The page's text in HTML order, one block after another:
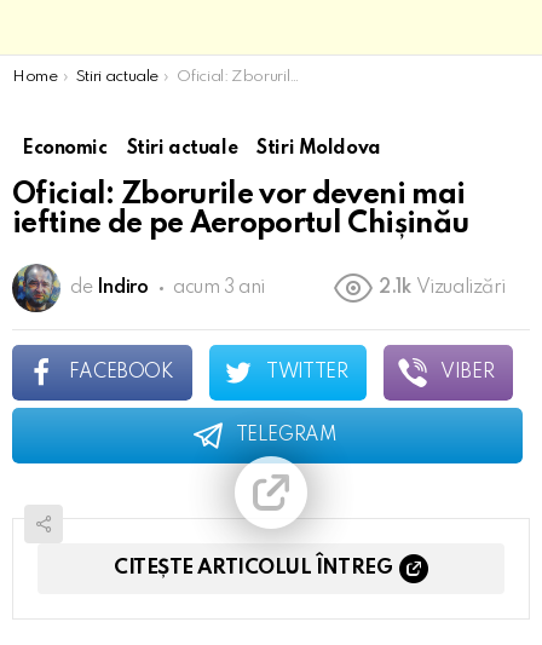
You are here:
Home Stiri actuale Oficial: Zborurile vor deveni mai ieftine de pe Aeroportul Chișinău
Economic Stiri actuale Stiri Moldova
Oficial: Zborurile vor deveni mai
ieftine de pe Aeroportul Chișinău
de Indiro acum 3 ani 2.1k Vizualizări
FACEBOOK TWITTER VIBER
TELEGRAM
CITEȘTE ARTICOLUL ÎNTREG